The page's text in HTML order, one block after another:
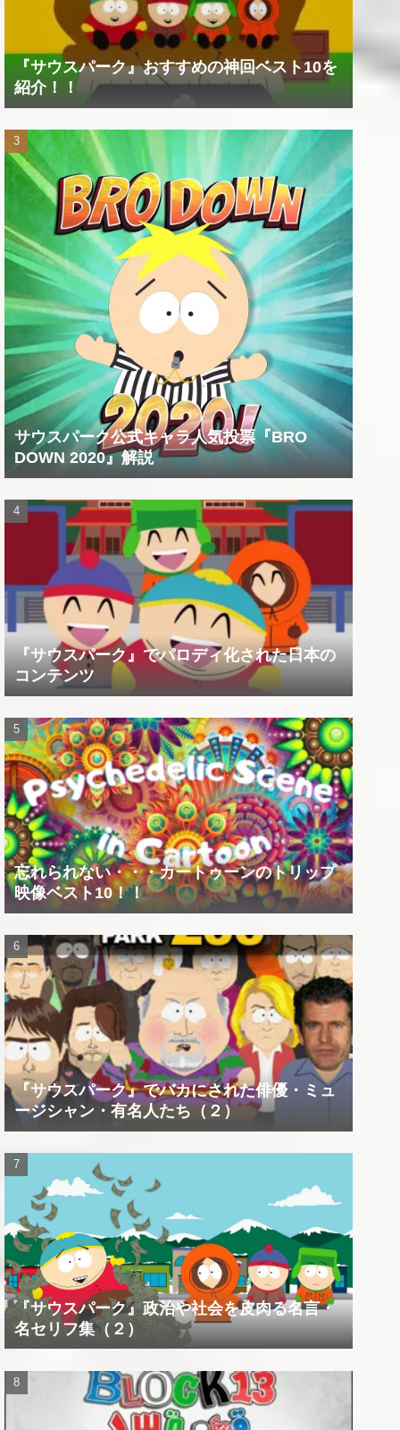
『サウスパーク』おすすめの神回ベスト10を
紹介！！
サウスパーク公式キャラ人気投票『BRO
DOWN 2020』解説
『サウスパーク』でパロディ化された日本の
コンテンツ
忘れられない・・・カートゥーンのトリップ
映像ベスト10！！
『サウスパーク』でバカにされた俳優・ミュ
ージシャン・有名人たち（２）
『サウスパーク』政治や社会を皮肉る名言・
名セリフ集（２）